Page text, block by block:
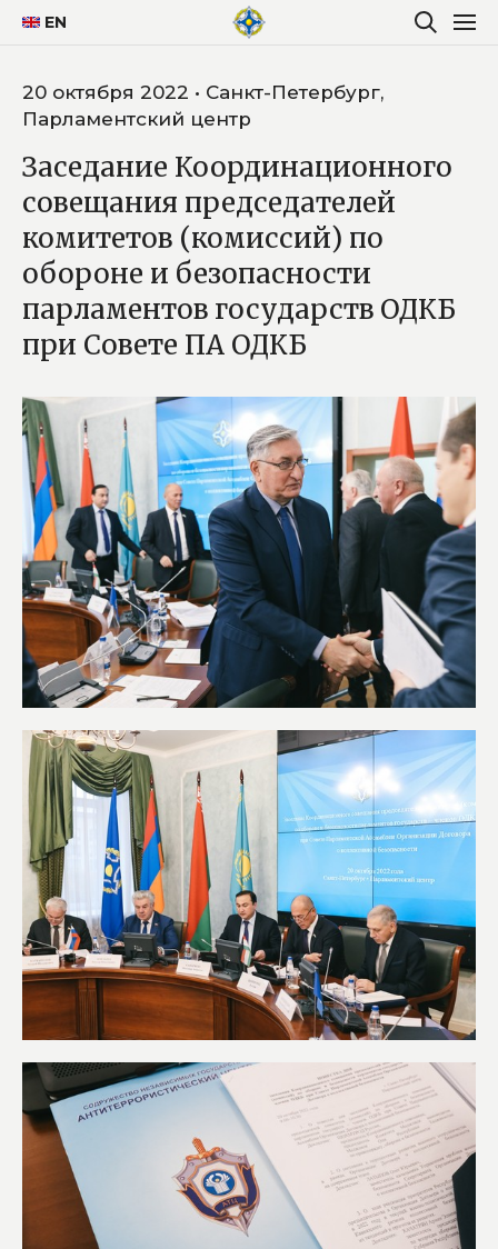
EN
20 октября 2022 • Санкт-Петербург,
Парламентский центр
Заседание Координационного
совещания председателей
комитетов (комиссий) по
обороне и безопасности
парламентов государств ОДКБ
при Совете ПА ОДКБ